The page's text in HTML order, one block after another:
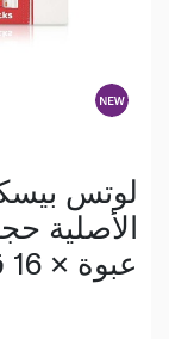
لوتس
الأصلية
عبوة × 16 قطعة